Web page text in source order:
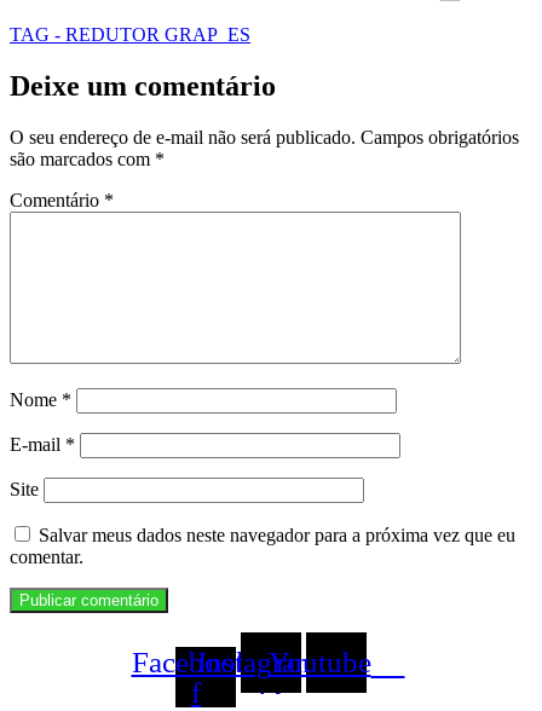
TAG - REDUTOR GRAP_ES
Deixe um comentário
O seu endereço de e-mail não será publicado. Campos obrigatórios
são marcados com *
Comentário *
Nome *
E-mail *
Site
Salvar meus dados neste navegador para a próxima vez que eu
comentar.
Facebook-
f
InstagramYoutube